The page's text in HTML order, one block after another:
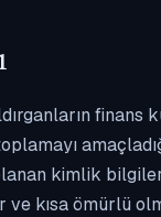
kimlik
ve kısa ömürlü